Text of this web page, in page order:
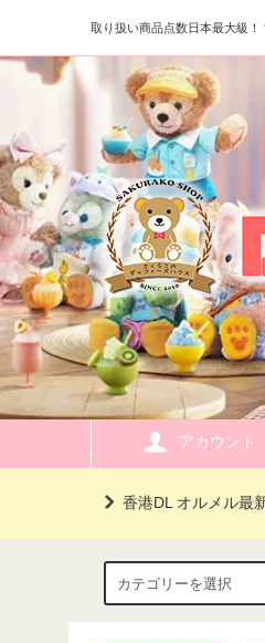
取り扱い商品点数日本最大級！
アカウント
香港DL オルメル最